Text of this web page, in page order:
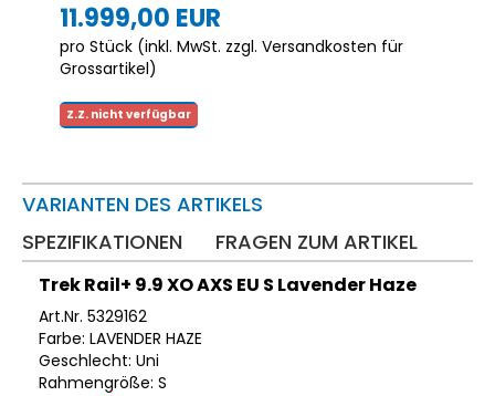
11.999,00 EUR
pro Stück (inkl. MwSt. zzgl. Versandkosten für
Grossartikel)
Z.Z. nicht verfügbar
VARIANTEN DES ARTIKELS
SPEZIFIKATIONEN
FRAGEN ZUM ARTIKEL
Trek Rail+ 9.9 XO AXS EU S Lavender Haze
Art.Nr. 5329162
Farbe: LAVENDER HAZE
Geschlecht: Uni
Rahmengröße: S